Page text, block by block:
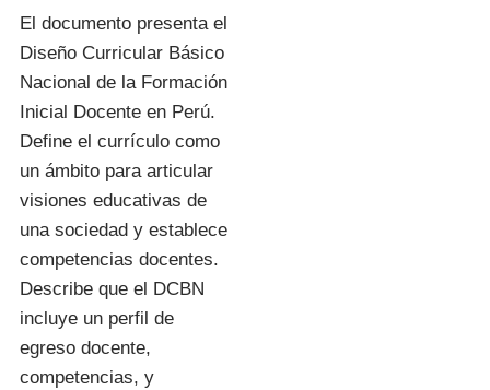
El documento presenta el
Diseño Curricular Básico
Nacional de la Formación
Inicial Docente en Perú.
Define el currículo como
un ámbito para articular
visiones educativas de
una sociedad y establece
competencias docentes.
Describe que el DCBN
incluye un perfil de
egreso docente,
competencias, y